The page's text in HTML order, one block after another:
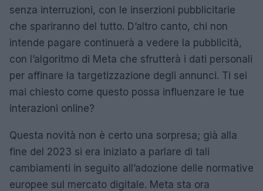
senza interruzioni, con le inserzioni pubblicitarie
che spariranno del tutto. D’altro canto, chi non
intende pagare continuerà a vedere la pubblicità,
con l’algoritmo di Meta che sfrutterà i dati personali
per affinare la targetizzazione degli annunci. Ti sei
mai chiesto come questo possa influenzare le tue
interazioni online?
Questa novità non è certo una sorpresa; già alla
fine del 2023 si era iniziato a parlare di tali
cambiamenti in seguito all’adozione delle normative
europee sul mercato digitale. Meta sta ora